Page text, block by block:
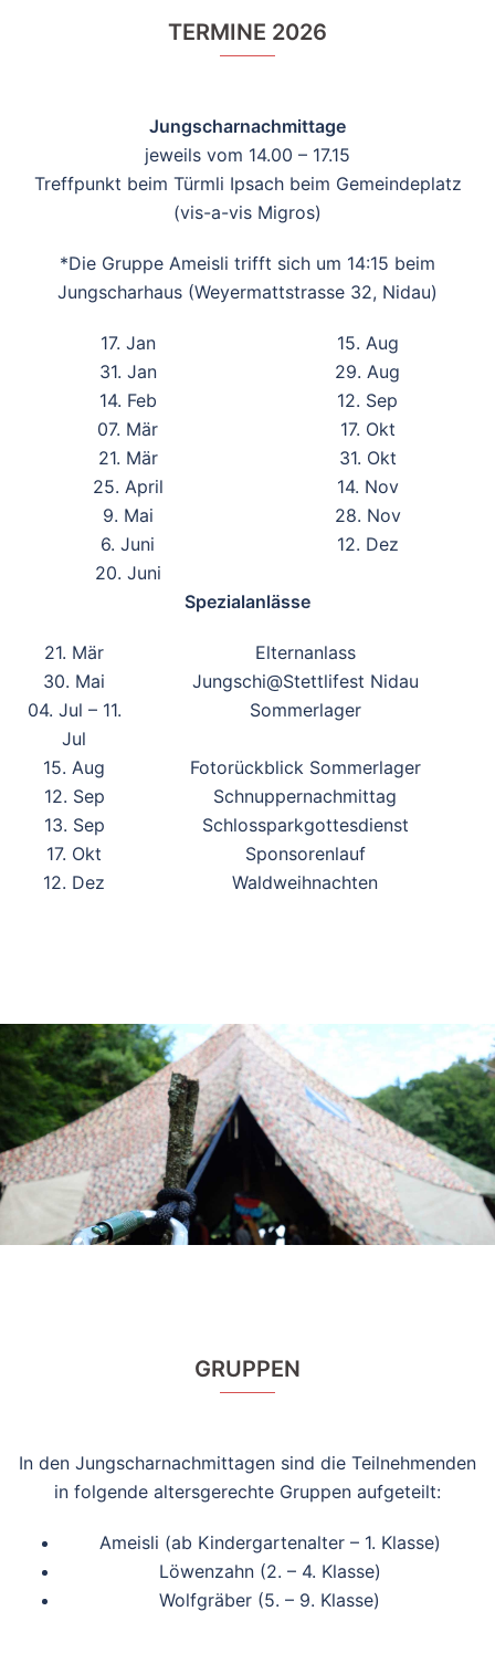
TERMINE 2026
Jungscharnachmittage
jeweils vom 14.00 – 17.15
Treffpunkt beim Türmli Ipsach beim Gemeindeplatz
(vis-a-vis Migros)
*Die Gruppe Ameisli trifft sich um 14:15 beim
Jungscharhaus (Weyermattstrasse 32, Nidau)
17. Jan
31. Jan
14. Feb
07. Mär
21. Mär
25. April
9. Mai
6. Juni
20. Juni
15. Aug
29. Aug
12. Sep
17. Okt
31. Okt
14. Nov
28. Nov
12. Dez
Spezialanlässe
21. Mär
Elternanlass
30. Mai
Jungschi@Stettlifest Nidau
04. Jul – 11.
Jul
Sommerlager
15. Aug
Fotorückblick Sommerlager
12. Sep
Schnuppernachmittag
13. Sep
Schlossparkgottesdienst
17. Okt
Sponsorenlauf
12. Dez
Waldweihnachten
GRUPPEN
In den Jungscharnachmittagen sind die Teilnehmenden
in folgende altersgerechte Gruppen aufgeteilt:
Ameisli (ab Kindergartenalter – 1. Klasse)
Löwenzahn (2. – 4. Klasse)
Wolfgräber (5. – 9. Klasse)